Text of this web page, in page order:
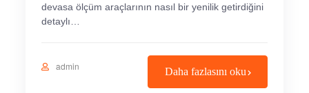
devasa ölçüm araçlarının nasıl bir yenilik getirdiğini
detaylı…
admin Daha fazlasını oku